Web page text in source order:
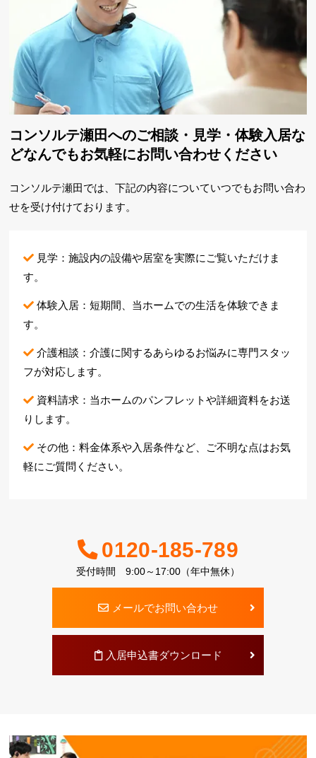
コンソルテ瀬田へのご相談・見学・体験入居な
どなんでもお気軽にお問い合わせください
コンソルテ瀬田では、下記の内容についていつでもお問い合わ
せを受け付けております。
見学：施設内の設備や居室を実際にご覧いただけま
す。
体験入居：短期間、当ホームでの生活を体験できま
す。
介護相談：介護に関するあらゆるお悩みに専門スタッ
フが対応します。
資料請求：当ホームのパンフレットや詳細資料をお送
りします。
その他：料金体系や入居条件など、ご不明な点はお気
軽にご質問ください。
0120-185-789
受付時間 9:00～17:00（年中無休）
メールでお問い合わせ
入居申込書ダウンロード